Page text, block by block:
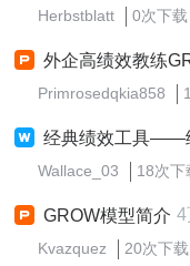
Herbstblatt 0次下载
外企高绩效教练
Primrosedqkia858
经典绩效工具——绩
Wallace_03 18次下
GROW模型简介 4
Kvazquez 20次下载